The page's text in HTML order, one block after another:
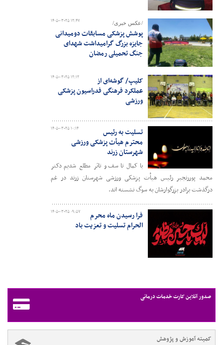
۱۴۰۵-۰۳-۲۵ ۱۲:۴۷ /عکس خبری/
پوشش پزشکی مسابقات دومیدانی
جایزه بزرگ گرامیداشت شهدای
جنگ تحمیلی رمضان
۱۴۰۵-۰۳-۲۵ ۱۲:۱۲
کلیپ/ گوشه‌ای از
عملکرد فرهنگی فدراسیون پزشکی
ورزشی
۱۴۰۵-۰۳-۲۵ ۱۰:۱۴
تسلیت به رئیس
محترم هیأت پزشکی ورزشی
شهرستان زرند
باکمال تاسف و تاثر مطلع شدیم دکتر
محمد پوررنجبر رئیس هیأت پزشکی ورزشی شهرستان زرند در غم
درگذشت برادر بزرگوارشان به سوگ نشسته اند.
۱۴۰۵-۰۳-۲۵ ۰۹:۵۷
فرا رسیدن ماه محرم
الحرام تسلیت و تعزیت باد
صدور آنلاین کارت خدمات درمانی
کمیته آموزش و پژوهش